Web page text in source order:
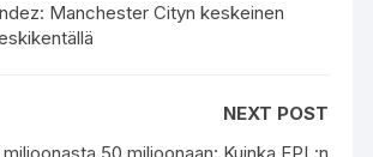
Manchester Cityn keskeinen
NEXT POST